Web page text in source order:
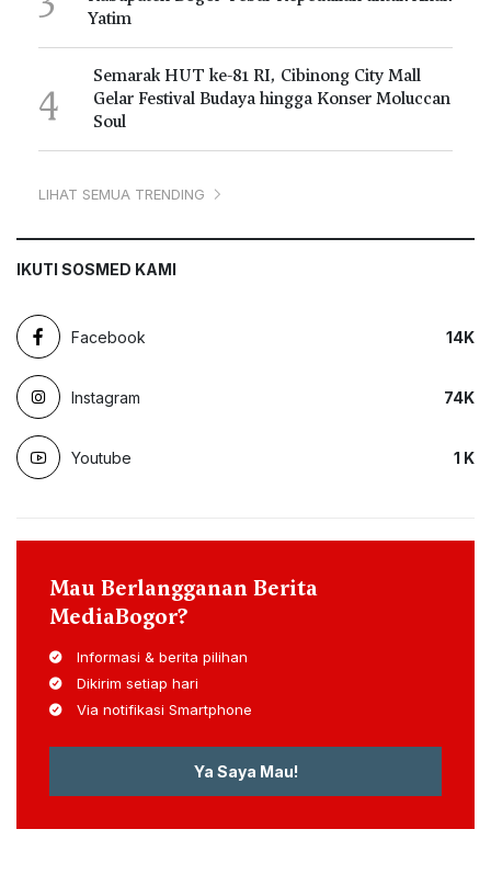
Yatim
4
Semarak HUT ke-81 RI, Cibinong City Mall
Gelar Festival Budaya hingga Konser Moluccan
Soul
LIHAT SEMUA TRENDING
IKUTI SOSMED KAMI
Facebook 14K
Instagram 74K
Youtube 1 K
Mau Berlangganan Berita
MediaBogor?
Informasi & berita pilihan
Dikirim setiap hari
Via notifikasi Smartphone
Ya Saya Mau!